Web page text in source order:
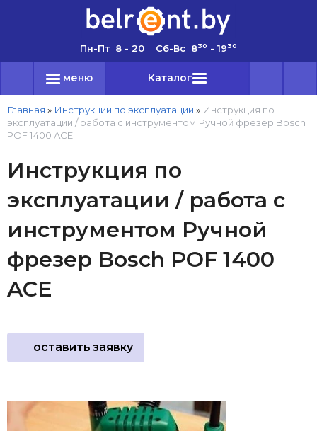
Пн-Пт 8 - 20 Сб-Вс 830 - 1930
меню Каталог
Главная » Инструкции по эксплуатации » Инструкция по
эксплуатации / работа с инструментом Ручной фрезер Bosch
POF 1400 AСE
Инструкция по
эксплуатации / работа с
инструментом Ручной
фрезер Bosch POF 1400
AСE
оставить заявку